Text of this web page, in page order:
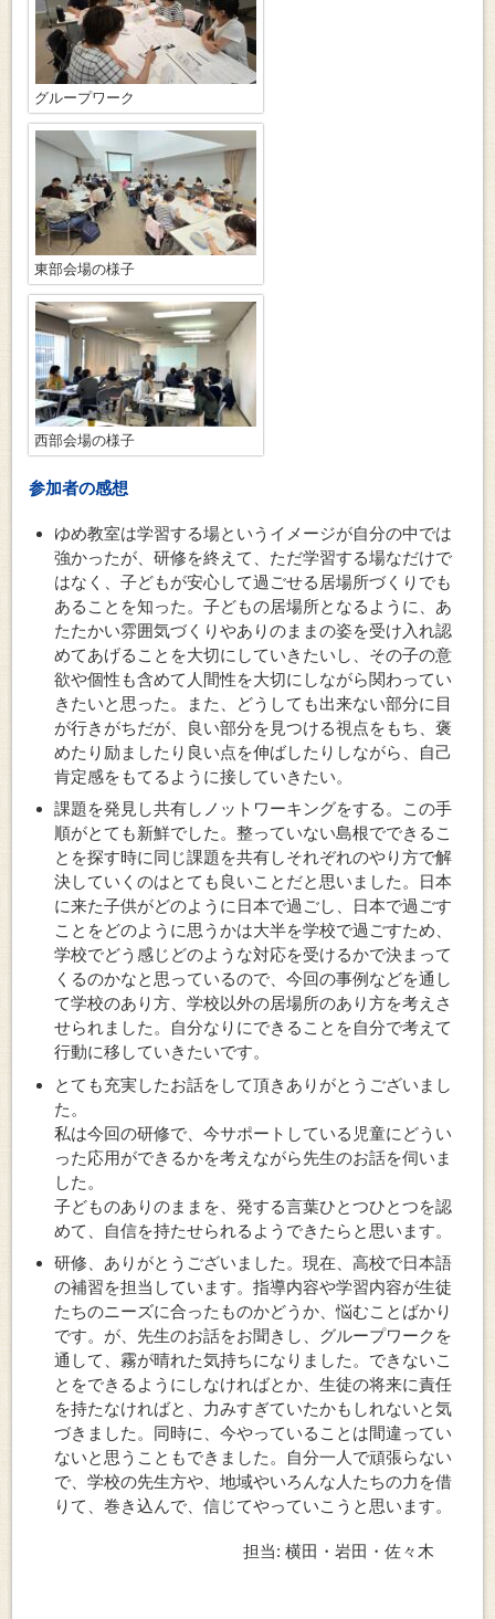
グループワーク
東部会場の様子
西部会場の様子
参加者の感想
ゆめ教室は学習する場というイメージが自分の中では
強かったが、研修を終えて、ただ学習する場なだけで
はなく、子どもが安心して過ごせる居場所づくりでも
あることを知った。子どもの居場所となるように、あ
たたかい雰囲気づくりやありのままの姿を受け入れ認
めてあげることを大切にしていきたいし、その子の意
欲や個性も含めて人間性を大切にしながら関わってい
きたいと思った。また、どうしても出来ない部分に目
が行きがちだが、良い部分を見つける視点をもち、褒
めたり励ましたり良い点を伸ばしたりしながら、自己
肯定感をもてるように接していきたい。
課題を発見し共有しノットワーキングをする。この手
順がとても新鮮でした。整っていない島根でできるこ
とを探す時に同じ課題を共有しそれぞれのやり方で解
決していくのはとても良いことだと思いました。日本
に来た子供がどのように日本で過ごし、日本で過ごす
ことをどのように思うかは大半を学校で過ごすため、
学校でどう感じどのような対応を受けるかで決まって
くるのかなと思っているので、今回の事例などを通し
て学校のあり方、学校以外の居場所のあり方を考えさ
せられました。自分なりにできることを自分で考えて
行動に移していきたいです。
とても充実したお話をして頂きありがとうございまし
た。
私は今回の研修で、今サポートしている児童にどうい
った応用ができるかを考えながら先生のお話を伺いま
した。
子どものありのままを、発する言葉ひとつひとつを認
めて、自信を持たせられるようできたらと思います。
研修、ありがとうございました。現在、高校で日本語
の補習を担当しています。指導内容や学習内容が生徒
たちのニーズに合ったものかどうか、悩むことばかり
です。が、先生のお話をお聞きし、グループワークを
通して、霧が晴れた気持ちになりました。できないこ
とをできるようにしなければとか、生徒の将来に責任
を持たなければと、力みすぎていたかもしれないと気
づきました。同時に、今やっていることは間違ってい
ないと思うこともできました。自分一人で頑張らない
で、学校の先生方や、地域やいろんな人たちの力を借
りて、巻き込んで、信じてやっていこうと思います。
担当: 横田・岩田・佐々木